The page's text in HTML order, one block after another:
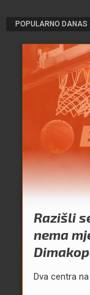
POPULARNO DANAS
Razišli
nema
Dva centra